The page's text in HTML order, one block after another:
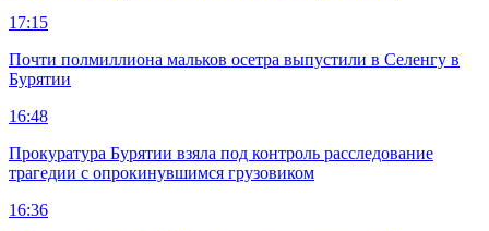
17:15
Почти полмиллиона мальков осетра выпустили в Селенгу в
Бурятии
16:48
Прокуратура Бурятии взяла под контроль расследование
трагедии с опрокинувшимся грузовиком
16:36